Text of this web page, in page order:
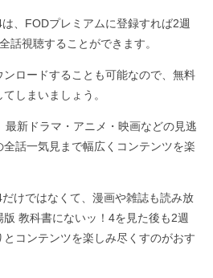
、FODプレミアムに登録すれば2週
話視聴することができます。
ロードすることも可能なので、無料
しまいましょう。
最新ドラマ・アニメ・映画などの見逃
話一気見まで幅広くコンテンツを楽
けではなくて、漫画や雑誌も読み放
教科書にないッ！4を見た後も2週
コンテンツを楽しみ尽くすのがおす